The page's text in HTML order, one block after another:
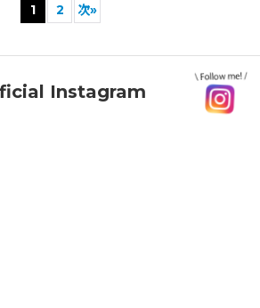
1 2 次»
Instagram